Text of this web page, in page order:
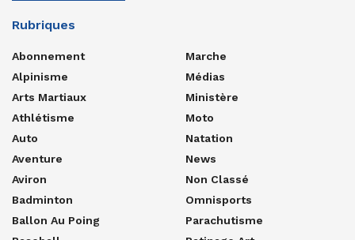
Rubriques
Abonnement
Alpinisme
Arts Martiaux
Athlétisme
Auto
Aventure
Aviron
Badminton
Ballon Au Poing
Marche
Médias
Ministère
Moto
Natation
News
Non Classé
Omnisports
Parachutisme